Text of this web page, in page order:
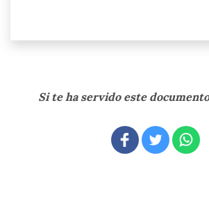
Si te ha servido este